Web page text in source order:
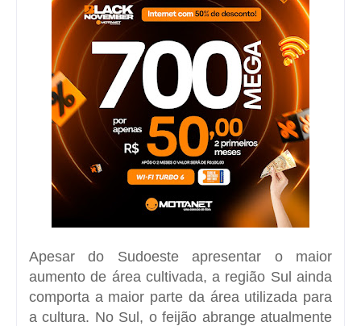
Apesar do Sudoeste apresentar o maior
aumento de área cultivada, a região Sul ainda
comporta a maior parte da área utilizada para
a cultura. No Sul, o feijão abrange atualmente